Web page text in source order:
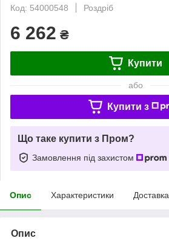
Код: 54000548
Роздріб
6 262 ₴
Купити
або
Купити з
Що таке купити з Пром?
Замовлення під захистом
Опис Характеристики Доставка
Опис